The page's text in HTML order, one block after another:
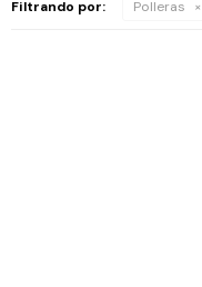
Filtrando por: Polleras